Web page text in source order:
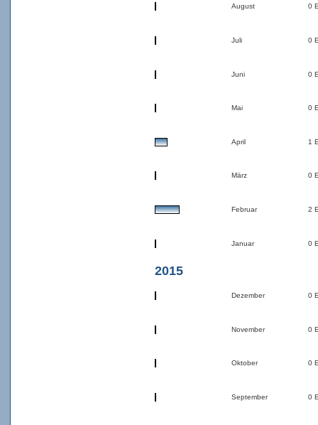
August 0
Juli 0
Juni 0
Mai 0
April 1
März 0
Februar 2
Januar 0
2015
Dezember 0
November 0
Oktober 0
September 0